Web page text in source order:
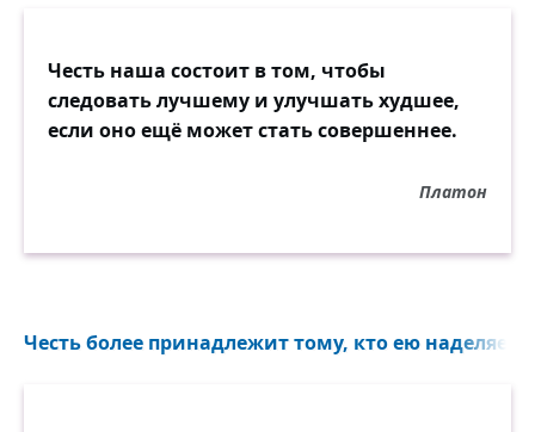
Честь наша состоит в том, чтобы
следовать лучшему и улучшать худшее,
если оно ещё может стать совершеннее.
Платон
Честь более принадлежит тому, кто ею